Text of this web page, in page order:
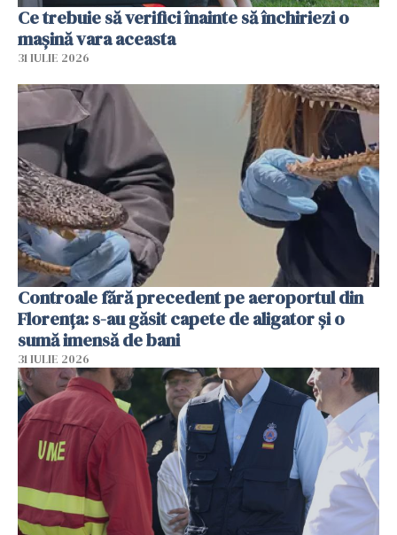
Ce trebuie să verifici înainte să închiriezi o
mașină vara aceasta
31 IULIE 2026
Controale fără precedent pe aeroportul din
Florența: s-au găsit capete de aligator și o
sumă imensă de bani
31 IULIE 2026